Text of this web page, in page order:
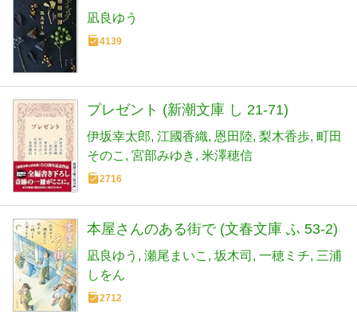
凪良ゆう
4139
プレゼント (新潮文庫 し 21-71)
伊坂幸太郎 江國香織 恩田陸 梨木香歩 町田
そのこ
宮部みゆき 米澤穂信
2716
本屋さんのある街で (文春文庫 ふ 53-2)
凪良ゆう 瀬尾まいこ 坂木司 一穂ミチ 三浦
しをん
2712